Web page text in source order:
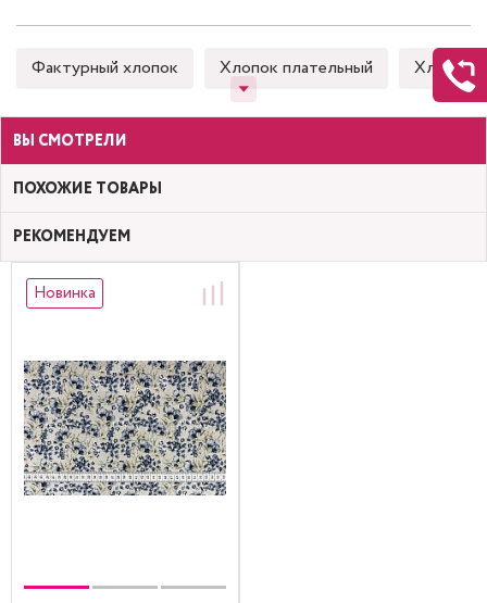
Фактурный хлопок Хлопок плательный Хлопок
ВЫ СМОТРЕЛИ
ПОХОЖИЕ ТОВАРЫ
РЕКОМЕНДУЕМ
Новинка